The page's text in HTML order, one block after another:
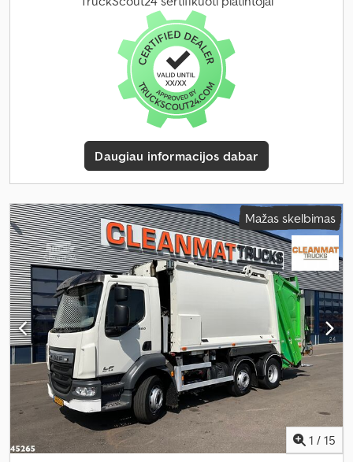
, leistina ašies apkrova (ašis 2):11 500 kg
, Gamybos metai:
diferencialo užraktas, elektrinis langų reguliavimas, kruizo
kontrolė, oro kondicionavimas,
Daugiau informacijos dabar
Mažas skelbimas
1 / 15